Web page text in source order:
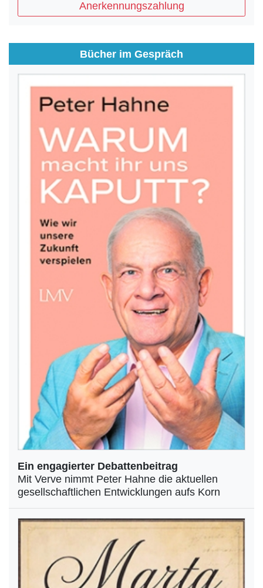
Anerkennungszahlung
Bücher im Gespräch
Ein engagierter Debattenbeitrag
Mit Verve nimmt Peter Hahne die aktuellen
gesellschaftlichen Entwicklungen aufs Korn